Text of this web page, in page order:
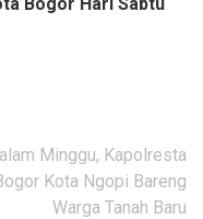
Minggu, Kapolresta
Kota Ngopi Bareng
Warga Tanah Baru